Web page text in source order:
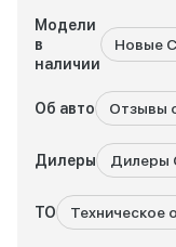
Модели
в
наличии
Новые
Об авто Отзывы
Дилеры Дилеры
ТО Техническое